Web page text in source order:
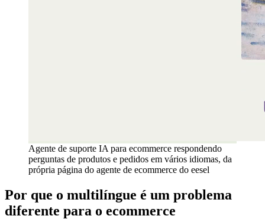
Agente de suporte IA para ecommerce respondendo
perguntas de produtos e pedidos em vários idiomas, da
própria página do agente de ecommerce do eesel
Por que o multilíngue é um problema
diferente para o ecommerce